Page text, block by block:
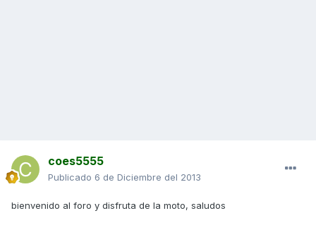
coes5555
Publicado 6 de Diciembre del 2013
bienvenido al foro y disfruta de la moto, saludos